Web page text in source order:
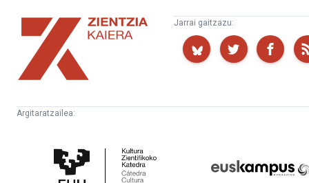
Zientzia
Kaiera
Jarrai gaitzazu:
Argitaratzailea:
Zientifikoko
Katedra